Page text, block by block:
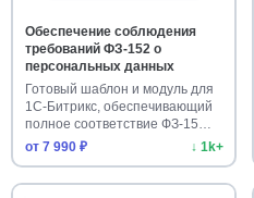
Обеспечение соблюдения
требований ФЗ-152 о
персональных данных
Готовый шаблон и модуль для
1С-Битрикс, обеспечивающий
полное соответствие ФЗ-15…
от 7 990 ₽
↓ 1k+